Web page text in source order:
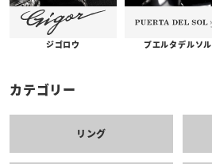
ジゴロウ プエルタデルソル
カテゴリー
リング